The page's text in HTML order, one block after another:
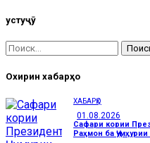
Ҷустуҷӯ
Охирин хабарҳо
ХАБАРҲО
01.08.2026
Сафари кории
Раҳмон ба